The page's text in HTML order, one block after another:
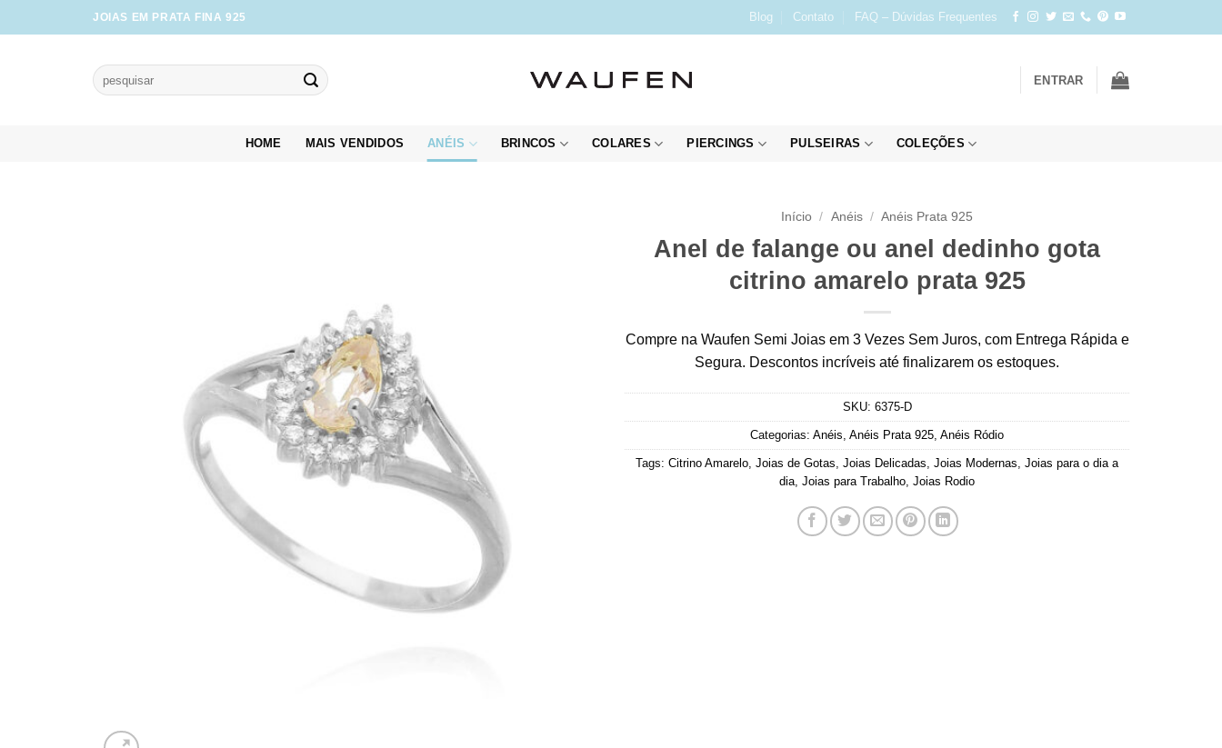
to
JOIAS EM PRATA FINA 925 Blog Contato FAQ – Dúvidas Frequentes
Pesquisar
por:
ENTRAR
HOME MAIS VENDIDOS ANÉIS BRINCOS COLARES PIERCINGS PULSEIRAS COLEÇÕES
Início / Anéis / Anéis Prata 925
Anel de falange ou anel dedinho gota
citrino amarelo prata 925
Compre na Waufen Semi Joias em 3 Vezes Sem Juros, com Entrega Rápida e
Segura. Descontos incríveis até finalizarem os estoques.
SKU: 6375-D
Categorias: Anéis Anéis Prata 925 Anéis Ródio
Tags: Citrino Amarelo Joias de Gotas Joias Delicadas Joias Modernas Joias para o dia a
dia Joias para Trabalho Joias Rodio